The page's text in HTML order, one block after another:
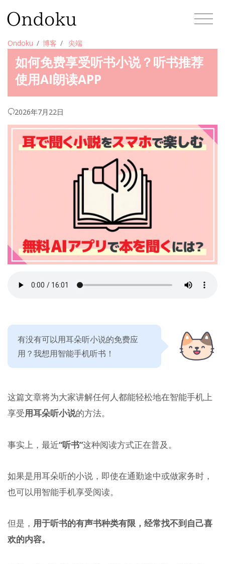
Ondoku 博客 尖端
如何免费享受听书小说？听书推荐
使用AI朗读APP
2026年7月22日
有没有可以用耳朵听小说的免费应
用？我想用智能手机听书！
这篇文章将为大家讲解任何人都能轻松地在智能手机上
享受用耳朵听小说的方法。
事实上，最近“听书”这种阅读方式正在普及。
如果是用耳朵听的小说，即使在通勤途中或做家务时，
也可以用智能手机享受阅读。
但是， 用于听书的有声书种类有限，经常找不到自己喜
欢的内容。